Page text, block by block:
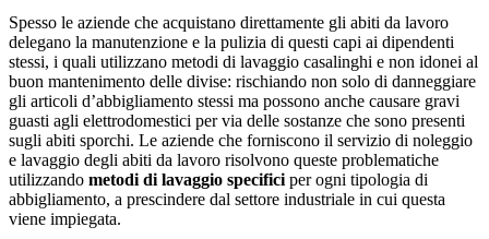
Spesso le aziende che acquistano direttamente gli abiti da lavoro
delegano la manutenzione e la pulizia di questi capi ai dipendenti
stessi, i quali utilizzano metodi di lavaggio casalinghi e non idonei al
buon mantenimento delle divise: rischiando non solo di danneggiare
gli articoli d’abbigliamento stessi ma possono anche causare gravi
guasti agli elettrodomestici per via delle sostanze che sono presenti
sugli abiti sporchi. Le aziende che forniscono il servizio di noleggio
e lavaggio degli abiti da lavoro risolvono queste problematiche
utilizzando metodi di lavaggio specifici per ogni tipologia di
abbigliamento, a prescindere dal settore industriale in cui questa
viene impiegata.